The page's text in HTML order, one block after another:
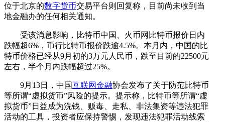
位于北京的数字货币交易平台则回复称，目前尚未收到当
地金融办的任何相关通知。
受该消息影响，比特币中国、火币网比特币报价日内
跌幅超6%，币行比特币报价跌逾4.5%。本月内，中国的比
特币价格已经从9月初的3万元人民币，跌至目前的22500元
左右，半个月内跌幅超过25%。
9月13日，中国互联网金融协会发布了关于防范比特币
等所谓“虚拟货币”风险的提示。提示称，比特币等所谓“虚
拟货币”日益成为洗钱、贩毒、走私、非法集资等违法犯罪
活动的工具，投资者应保持警惕，发现违法犯罪活动线索